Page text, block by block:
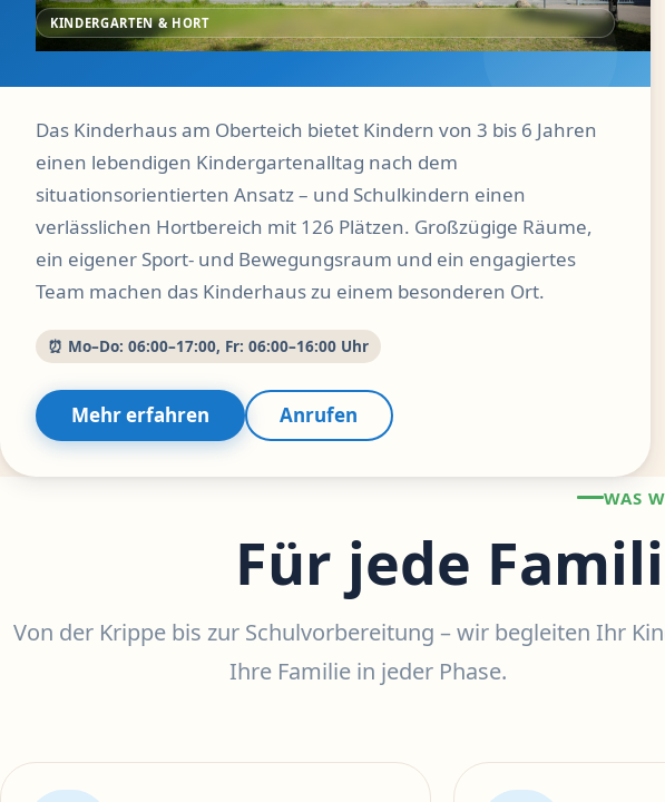
KINDERGARTEN & HORT
Das Kinderhaus am Oberteich bietet Kindern von 3 bis 6 Jahren
einen lebendigen Kindergartenalltag nach dem
situationsorientierten Ansatz – und Schulkindern einen
verlässlichen Hortbereich mit 126 Plätzen. Großzügige Räume,
ein eigener Sport- und Bewegungsraum und ein engagiertes
Team machen das Kinderhaus zu einem besonderen Ort.
⏰ Mo–Do: 06:00–17:00, Fr: 06:00–16:00 Uhr
Mehr erfahren Anrufen
WAS
Für jede
Von der Krippe bis zur Schulvorbereitung – wir begleiten Ihr
Ihre Familie in jeder Phase.